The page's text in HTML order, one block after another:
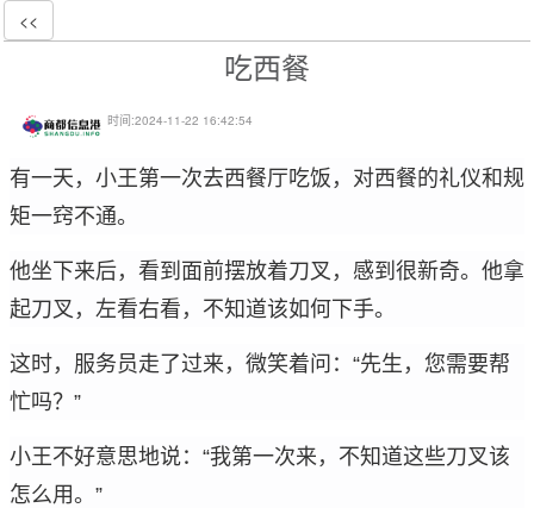
<<
吃西餐
时间:2024-11-22 16:42:54
有一天，小王第一次去西餐厅吃饭，对西餐的礼仪和规
矩一窍不通。
他坐下来后，看到面前摆放着刀叉，感到很新奇。他拿
起刀叉，左看右看，不知道该如何下手。
这时，服务员走了过来，微笑着问：“先生，您需要帮
忙吗？”
小王不好意思地说：“我第一次来，不知道这些刀叉该
怎么用。”